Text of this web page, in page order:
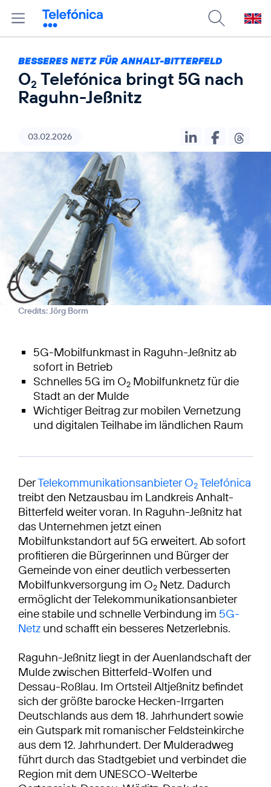
BESSERES NETZ FÜR ANHALT-BITTERFELD
O2 Telefónica bringt 5G nach
Raguhn-Jeßnitz
03.02.2026
Credits: Jörg Borm
5G-Mobilfunkmast in Raguhn-Jeßnitz ab
sofort in Betrieb
Schnelles 5G im O2 Mobilfunknetz für die
Stadt an der Mulde
Wichtiger Beitrag zur mobilen Vernetzung
und digitalen Teilhabe im ländlichen Raum
DerTelekommunikationsanbieter O2Telefónica
treibt den Netzausbau im Landkreis Anhalt-
Bitterfeld weiter voran. In Raguhn-Jeßnitz hat
das Unternehmen jetzt einen
Mobilfunkstandort auf 5G erweitert. Ab sofort
profitieren die Bürgerinnen und Bürger der
Gemeinde von einer deutlich verbesserten
Mobilfunkversorgung im O2 Netz. Dadurch
ermöglicht der Telekommunikationsanbieter
eine stabile und schnelle Verbindung im 5G-
Netz und schafft ein besseres Netzerlebnis.
Raguhn-Jeßnitz liegt in der Auenlandschaft der
Mulde zwischen Bitterfeld-Wolfen und
Dessau-Roßlau. Im Ortsteil Altjeßnitz befindet
sich der größte barocke Hecken-Irrgarten
Deutschlands aus dem 18. Jahrhundert sowie
ein Gutspark mit romanischer Feldsteinkirche
aus dem 12. Jahrhundert. Der Mulderadweg
führt durch das Stadtgebiet und verbindet die
Region mit dem UNESCO-Welterbe